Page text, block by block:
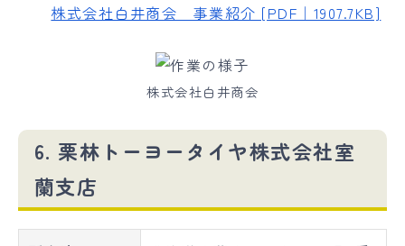
株式会社白井商会 事業紹介 [PDF｜1907.7KB]
株式会社白井商会
6. 栗林トーヨータイヤ株式会社室
蘭支店